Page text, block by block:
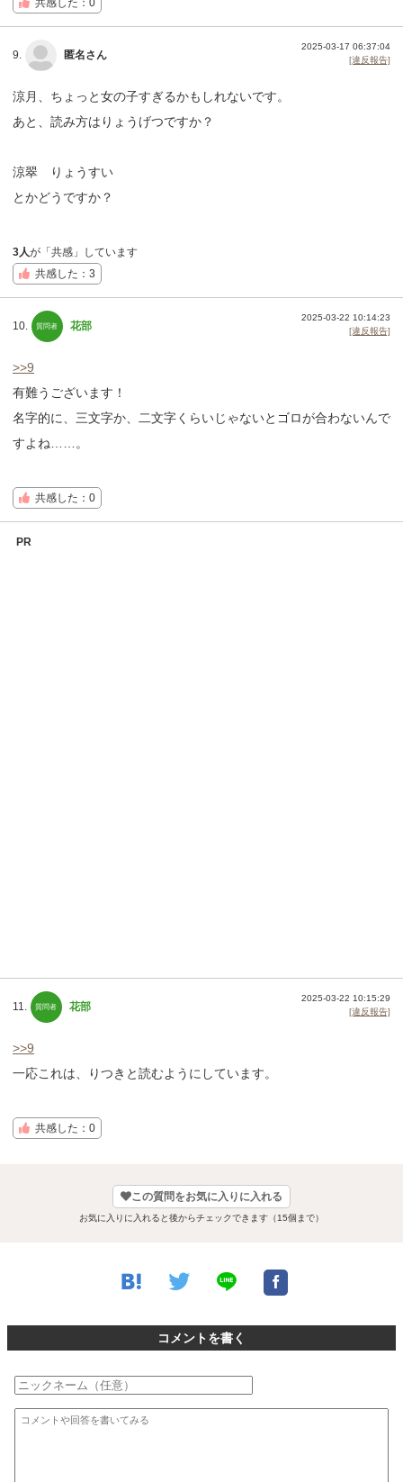
共感した：0
9. 匿名さん
2025-03-17 06:37:04
[違反報告]
涼月、ちょっと女の子すぎるかもしれないです。
あと、読み方はりょうげつですか？
涼翠 りょうすい
とかどうですか？
3人が「共感」しています
共感した：3
10. 花部
2025-03-22 10:14:23
[違反報告]
>>9
有難うございます！
名字的に、三文字か、二文字くらいじゃないとゴロが合わないんで
すよね……。
共感した：0
PR
11. 花部
2025-03-22 10:15:29
[違反報告]
>>9
一応これは、りつきと読むようにしています。
共感した：0
この質問をお気に入りに入れる
お気に入りに入れると後からチェックできます（15個まで）
コメントを書く